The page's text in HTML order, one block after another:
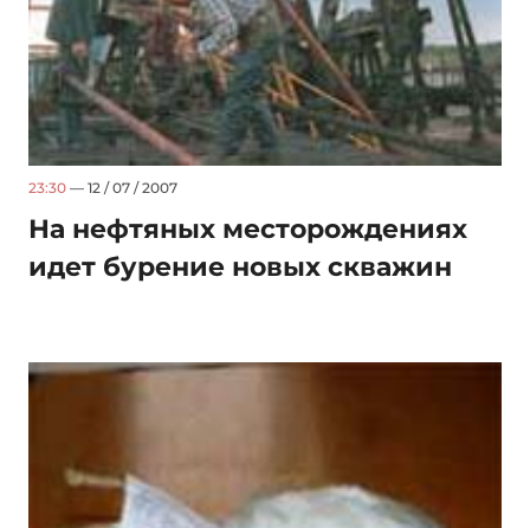
23:30 — 12 / 07 / 2007
На нефтяных месторождениях
идет бурение новых скважин